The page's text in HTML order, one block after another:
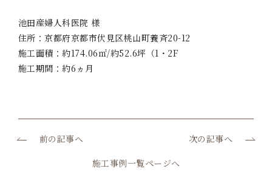
池田産婦人科医院 様
住所：京都府京都市伏見区桃山町養斉20-12
施工面積：約174.06㎡/約52.6坪（1・2F
施工期間：約6ヵ月
前の記事へ
施工事例一覧ページへ
次の記事へ